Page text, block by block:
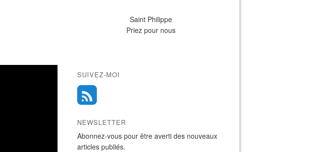
Saint Philippe
Priez pour nous
SUIVEZ-MOI
NEWSLETTER
Abonnez-vous pour être averti des nouveaux
articles publiés.